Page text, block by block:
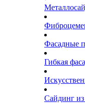
Фасадные
Гибкая
Сайдинг